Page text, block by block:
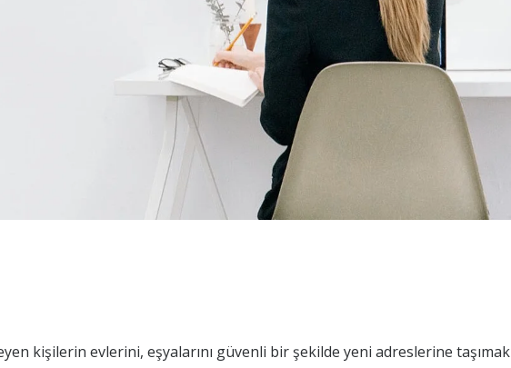
kişilerin evlerini, eşyalarını güvenli bir şekilde yeni adreslerine taşımak